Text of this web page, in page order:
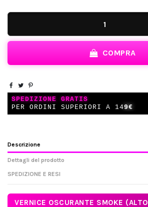
COMPRA
SPEDIZIONE GRATIS
PER ORDINI SUPERIORI A 149€
Descrizione
Dettagli del prodotto
SPEDIZIONE E RESI
VERNICE OSCURANTE SMOKE (ALTO